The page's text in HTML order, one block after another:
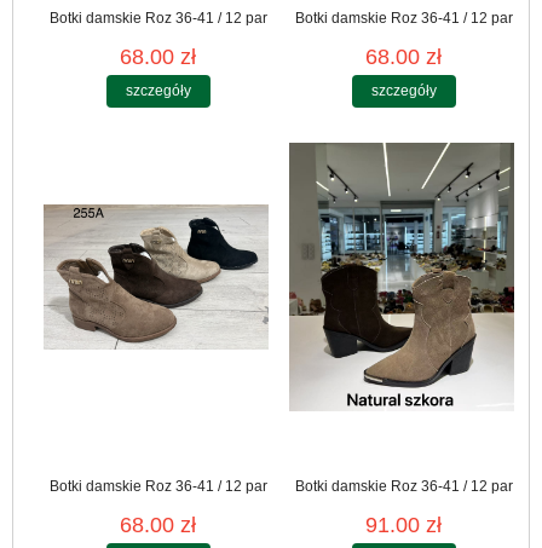
Botki damskie Roz 36-41 / 12 par
68.00 zł
szczegóły
Botki damskie Roz 36-41 / 12 par
68.00 zł
szczegóły
Botki damskie Roz 36-41 / 12 par
68.00 zł
Botki damskie Roz 36-41 / 12 par
91.00 zł